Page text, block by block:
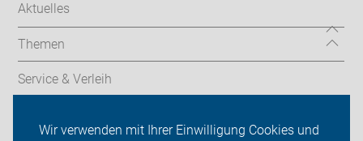
Wir verwenden mit Ihrer Einwilligung Cookies und
Aktuelles
Themen
Service & Verleih